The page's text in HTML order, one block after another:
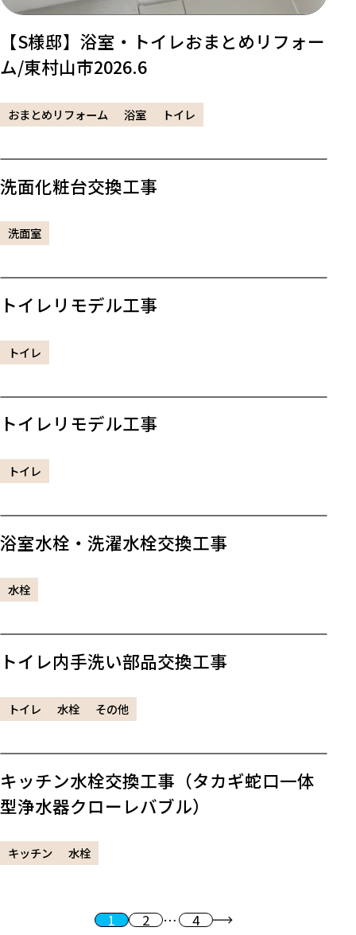
【S様邸】浴室・トイレおまとめリフォー
ム/東村山市2026.6
おまとめリフォーム 浴室 トイレ
洗面化粧台交換工事
洗面室
トイレリモデル工事
トイレ
トイレリモデル工事
トイレ
浴室水栓・洗濯水栓交換工事
水栓
トイレ内手洗い部品交換工事
トイレ 水栓 その他
キッチン水栓交換工事（タカギ蛇口一体
型浄水器クローレバブル）
キッチン 水栓
投稿のページ送り1 2 … 4 次へ